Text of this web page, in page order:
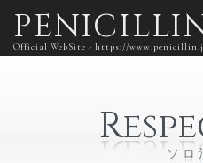
Official WebSite - https://
ソロ